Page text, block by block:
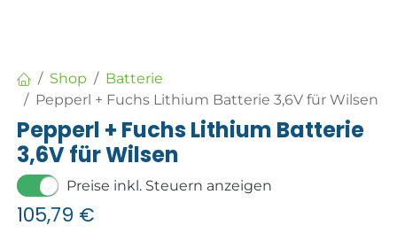
Shop
Batterie
Pepperl + Fuchs Lithium Batterie 3,6V für Wilsen
Pepperl + Fuchs Lithium Batterie
3,6V für Wilsen
Preise inkl. Steuern anzeigen
105,79 €